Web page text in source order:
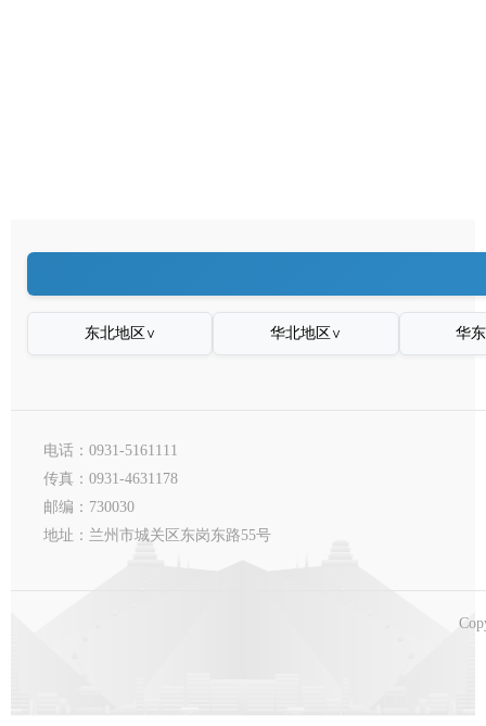
东北地区∨ 华北地区∨ 华
电话：0931-5161111
传真：0931-4631178
邮编：730030
地址：兰州市城关区东岗东路55号